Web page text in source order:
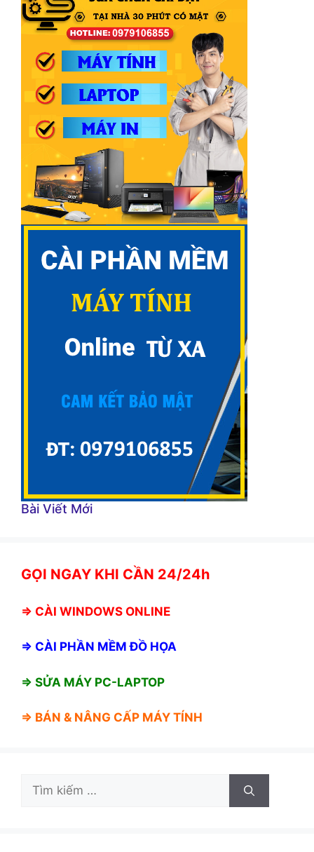
Bài Viết Mới
GỌI NGAY KHI CẦN 24/24h
⇒ CÀI WINDOWS ONLINE
⇒ CÀI PHẦN MỀM ĐỒ HỌA
⇒ SỬA MÁY PC-LAPTOP
⇒ BÁN & NÂNG CẤP MÁY TÍNH
Tìm